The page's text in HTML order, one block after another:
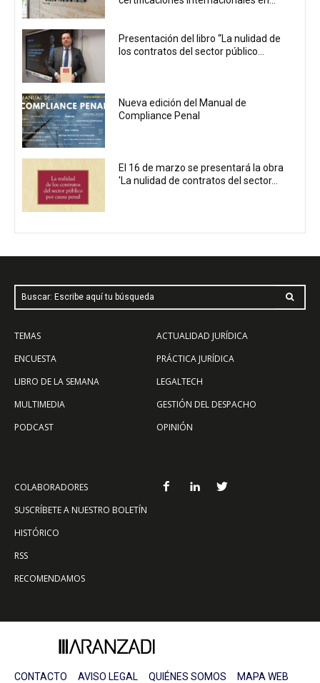
Presentación del libro “La nulidad de
los contratos del sector público...
Nueva edición del Manual de
Compliance Penal
El 16 de marzo se presentará la obra
'La nulidad de contratos del sector...
Buscar: Escribe aquí tu búsqueda
TEMAS
ENCUESTA
LIBRO DE LA SEMANA
MULTIMEDIA
PODCAST
ACTUALIDAD JURÍDICA
PRÁCTICA JURÍDICA
LEGALTECH
GESTIÓN DEL DESPACHO
OPINIÓN
COLABORADORES
SUSCRÍBETE A NUESTRO BOLETÍN
HISTÓRICO
RSS
RECOMENDAMOS
CONTACTO AVISO LEGAL QUIÉNES SOMOS MAPA WEB